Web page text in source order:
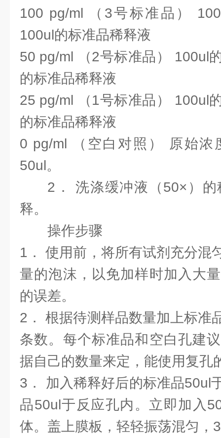
100 pg/ml （3号标准品）
100ul的标准品稀释液
50 pg/ml （2号标准品） 100ul
的标准品稀释液
25 pg/ml （1号标准品） 100ul
的标准品稀释液
0 pg/ml （空白对照） 原始浓
50ul。
2． 洗涤缓冲液（50×）
释。
操作步骤
1． 使用前，将所有试剂充分混
量的泡沫，以免加样时加入大
的误差。
2． 根据待测样品数量加上标准
条数。每个标准品和空白孔建
据自己的数量来定，能使用复孔
3． 加入稀释好后的标准品50ul
品50ul于反应孔内。立即加入
体。盖上膜板，轻轻振荡混匀